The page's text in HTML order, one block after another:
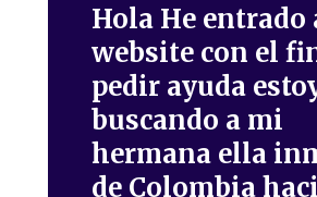
Hola He entrado
website con el
pedir ayuda
buscando a mi
hermana ella
de Colombia